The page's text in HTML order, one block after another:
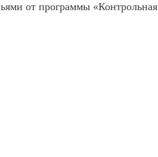
от программы